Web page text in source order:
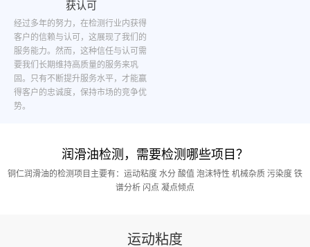
获认可
经过多年的努力，在检测行业内获得
客户的信赖与认可，这展现了我们的
服务能力。然而，这种信任与认可需
要我们长期维持高质量的服务来巩
固。只有不断提升服务水平，才能赢
得客户的忠诚度，保持市场的竞争优
势。
润滑油检测，需要检测哪些项目？
铜仁润滑油的检测项目主要有：运动粘度 水分 酸值 泡沫特性 机械杂质 污染度 铁
谱分析 闪点 凝点倾点
运动粘度